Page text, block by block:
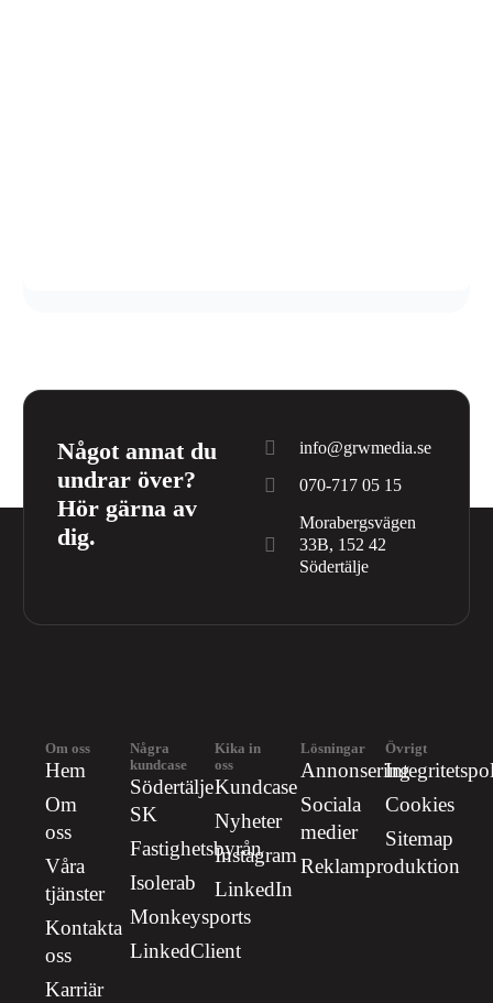
Något annat du
undrar över?
Hör gärna av
dig.
info@grwmedia.se
070-717 05 15
Morabergsvägen
33B, 152 42
Södertälje
Om oss
Hem
Om
oss
Våra
tjänster
Kontakta
oss
Karriär
Några
kundcase
Södertälje
SK
Fastighetsbyrån
Isolerab
Monkeysports
LinkedClient
Kika in
oss
Kundcase
Nyheter
Instagram
LinkedIn
Lösningar
Annonsering
Sociala
medier
Reklamproduktion
Övrigt
Cookies
Sitemap